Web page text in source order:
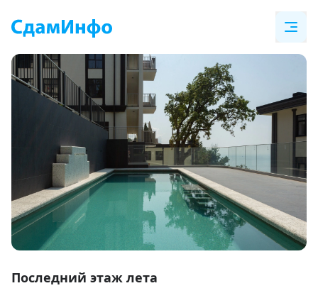
1
Последний этаж лета